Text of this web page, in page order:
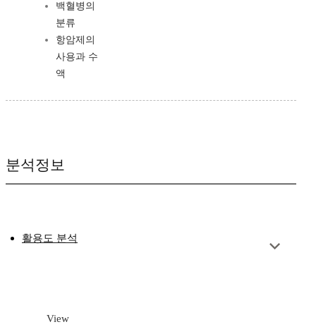
백혈병의
분류
항암제의
사용과 수
액
분석정보
활용도 분석
View